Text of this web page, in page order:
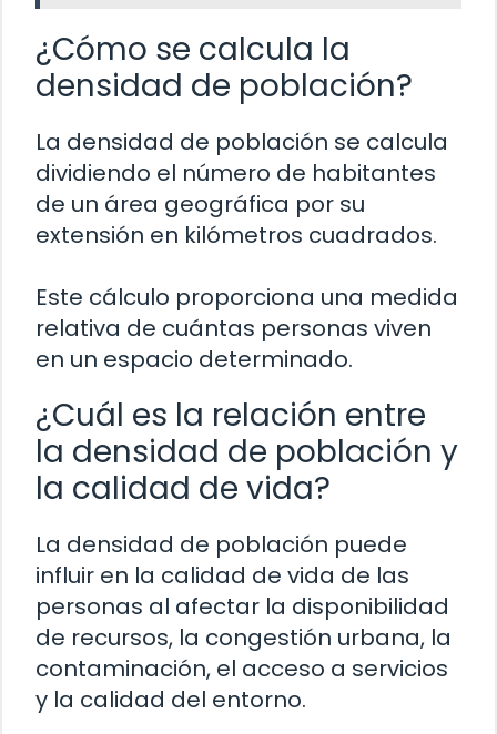
¿Cómo se calcula la
densidad de población?
La densidad de población se calcula
dividiendo el número de habitantes
de un área geográfica por su
extensión en kilómetros cuadrados.
Este cálculo proporciona una medida
relativa de cuántas personas viven
en un espacio determinado.
¿Cuál es la relación entre
la densidad de población y
la calidad de vida?
La densidad de población puede
influir en la calidad de vida de las
personas al afectar la disponibilidad
de recursos, la congestión urbana, la
contaminación, el acceso a servicios
y la calidad del entorno.